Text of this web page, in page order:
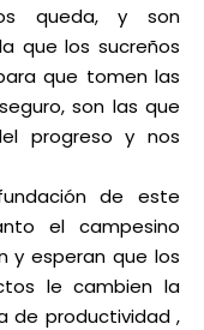
queda, y son
que los sucreños
que tomen las
son las que
progreso y nos
de este
el campesino
y esperan que los
le cambien la
de productividad ,